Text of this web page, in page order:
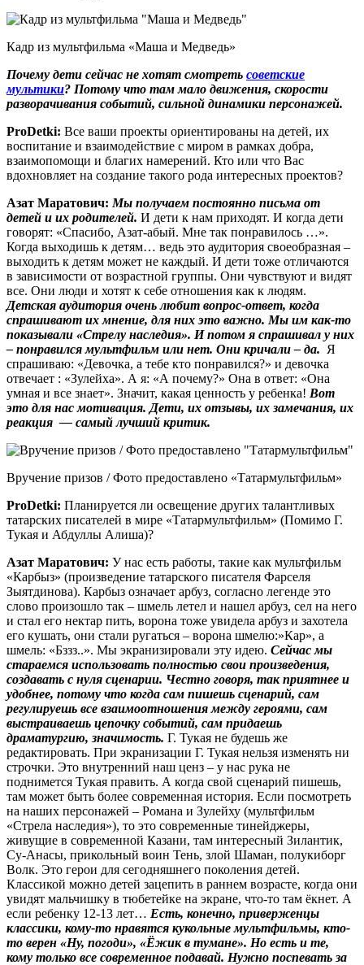
Кадр из мультфильма «Маша и Медведь»
Почему дети сейчас не хотят смотреть советские
мультики? Потому что там мало движения, скорости
разворачивания событий, сильной динамики персонажей.
ProDetki: Все ваши проекты ориентированы на детей, их
воспитание и взаимодействие с миром в рамках добра,
взаимопомощи и благих намерений. Кто или что Вас
вдохновляет на создание такого рода интересных проектов?
Азат Маратович: Мы получаем постоянно письма от
детей и их родителей. И дети к нам приходят. И когда дети
говорят: «Спасибо, Азат-абый. Мне так понравилось …».
Когда выходишь к детям… ведь это аудитория своеобразная –
выходить к детям может не каждый. И дети тоже отличаются
в зависимости от возрастной группы. Они чувствуют и видят
все. Они люди и хотят к себе отношения как к людям.
Детская аудитория очень любит вопрос-ответ, когда
спрашивают их мнение, для них это важно. Мы им как-то
показывали «Стрелу наследия». И потом я спрашивал у них
– понравился мультфильм или нет. Они кричали – да. Я
спрашиваю: «Девочка, а тебе кто понравился?» и девочка
отвечает : «Зулейха». А я: «А почему?» Она в ответ: «Она
умная и все знает». Значит, какая ценность у ребенка! Вот
это для нас мотивация. Дети, их отзывы, их замечания, их
реакция — самый лучший критик.
Вручение призов / Фото предоставлено «Татармультфильм»
ProDetki: Планируется ли освещение других талантливых
татарских писателей в мире «Татармультфильм» (Помимо Г.
Тукая и Абдуллы Алиша)?
Азат Маратович: У нас есть работы, такие как мультфильм
«Карбыз» (произведение татарского писателя Фарселя
Зыятдинова). Карбыз означает арбуз, согласно легенде это
слово произошло так – шмель летел и нашел арбуз, сел на него
и стал его нектар пить, ворона тоже увидела арбуз и захотела
его кушать, они стали ругаться – ворона шмелю:»Кар», а
шмель: «Бззз..». Мы экранизировали эту идею. Сейчас мы
стараемся использовать полностью свои произведения,
создавать с нуля сценарии. Честно говоря, так приятнее и
удобнее, потому что когда сам пишешь сценарий, сам
регулируешь все взаимоотношения между героями, сам
выстраиваешь цепочку событий, сам придаешь
драматургию, значимость. Г. Тукая не будешь же
редактировать. При экранизации Г. Тукая нельзя изменять ни
строчки. Это внутренний наш ценз – у нас рука не
поднимется Тукая править. А когда свой сценарий пишешь,
там может быть более современная история. Если посмотреть
на наших персонажей – Романа и Зулейху (мультфильм
«Стрела наследия»), то это современные тинейджеры,
живущие в современной Казани, там интересный Зилантик,
Су-Анасы, прикольный воин Тень, злой Шаман, полукиборг
Волк. Это герои для сегодняшнего поколения детей.
Классикой можно детей зацепить в раннем возрасте, когда они
увидят мальчишку в тюбетейке на экране, что-то там ёкнет. А
если ребенку 12-13 лет… Есть, конечно, приверженцы
классики, кому-то нравятся кукольные мультфильмы, кто-
то верен «Ну, погоди», «Ёжик в тумане». Но есть и те,
кому только все современное подавай. Нужно поспевать за